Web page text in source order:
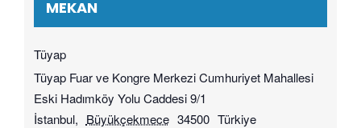
MEKAN
Tüyap
Tüyap Fuar ve Kongre Merkezi Cumhuriyet Mahallesi
Eski Hadımköy Yolu Caddesi 9/1
İstanbul, Büyükçekmece 34500 Türkiye